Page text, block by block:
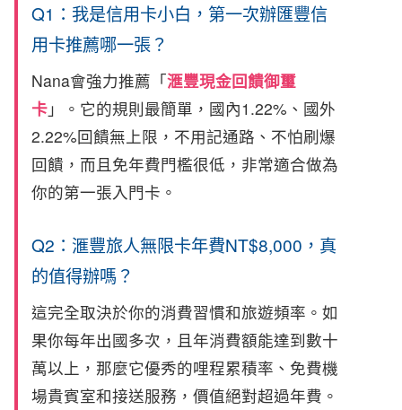
Q1：我是信用卡小白，第一次辦匯豐信
用卡推薦哪一張？
Nana會強力推薦「滙豐現金回饋御璽
卡」。它的規則最簡單，國內1.22%、國外
2.22%回饋無上限，不用記通路、不怕刷爆
回饋，而且免年費門檻很低，非常適合做為
你的第一張入門卡。
Q2：滙豐旅人無限卡年費NT$8,000，真
的值得辦嗎？
這完全取決於你的消費習慣和旅遊頻率。如
果你每年出國多次，且年消費額能達到數十
萬以上，那麼它優秀的哩程累積率、免費機
場貴賓室和接送服務，價值絕對超過年費。